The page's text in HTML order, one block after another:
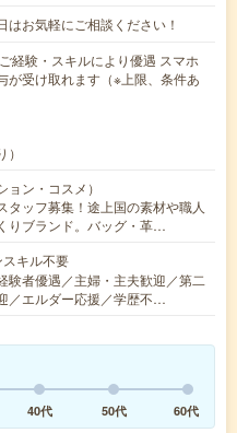
お気軽にご相談ください！
験・スキルにより優遇 スマホ
が受け取れます（※上限、条件あ
ン・コスメ）
タッフ募集！途上国の素材や職人
りブランド。バッグ・革…
キル不要
験者優遇／主婦・主夫歓迎／第二
／エルダー応援／学歴不…
40代 50代 60代